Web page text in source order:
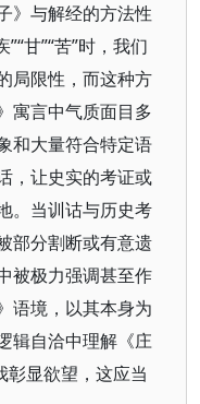
》与解经的方法性
甘”“苦”时，我们
局限性，而这种方
寓言中气质面目多
和大量符合特定语
，让史实的考证或
。当训诂与历史考
部分割断或有意遗
被极力强调甚至作
语境，以其本身为
辑自洽中理解《庄
彰显欲望，这应当